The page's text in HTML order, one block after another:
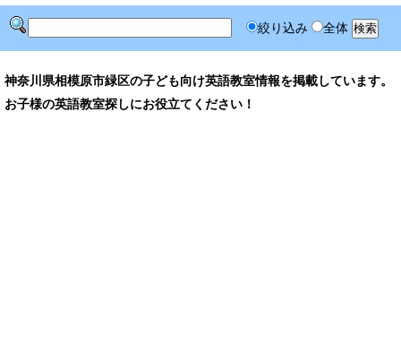
絞り込み 全体
神奈川県相模原市緑区の子ども向け英語教室情報を掲載しています。
お子様の英語教室探しにお役立てください！